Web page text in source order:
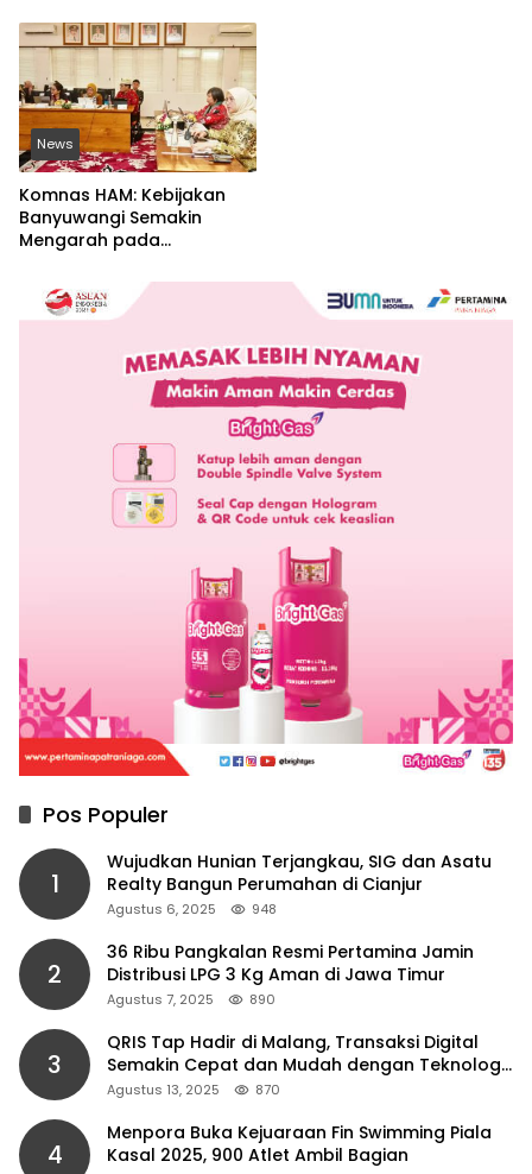
News
Komnas HAM: Kebijakan
Banyuwangi Semakin
Mengarah pada
Pos Populer
1
Wujudkan Hunian Terjangkau, SIG dan Asatu
Realty Bangun Perumahan di Cianjur
Agustus 6, 2025 948
2
36 Ribu Pangkalan Resmi Pertamina Jamin
Distribusi LPG 3 Kg Aman di Jawa Timur
Agustus 7, 2025 890
3
QRIS Tap Hadir di Malang, Transaksi Digital
Semakin Cepat dan Mudah dengan Teknologi
NFC
Agustus 13, 2025 870
4
Menpora Buka Kejuaraan Fin Swimming Piala
Kasal 2025, 900 Atlet Ambil Bagian